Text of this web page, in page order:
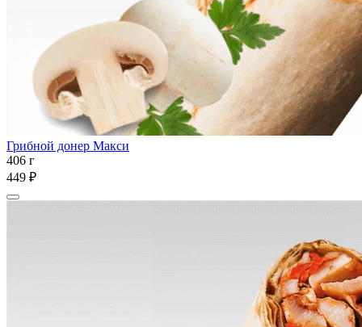
Грибной донер Макси
406 г
449 ₽